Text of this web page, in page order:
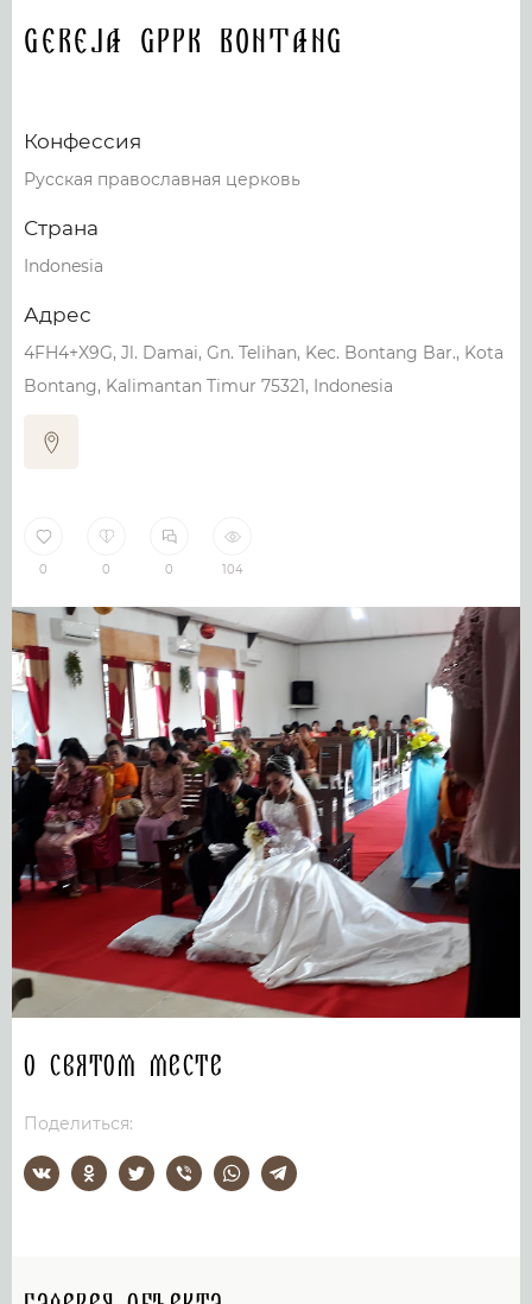
Gereja GPPK bontang
Конфессия
Русская православная церковь
Страна
Indonesia
Адрес
4FH4+X9G, Jl. Damai, Gn. Telihan, Kec. Bontang Bar., Kota
Bontang, Kalimantan Timur 75321, Indonesia
0 0 0 104
О святом месте
Поделиться: